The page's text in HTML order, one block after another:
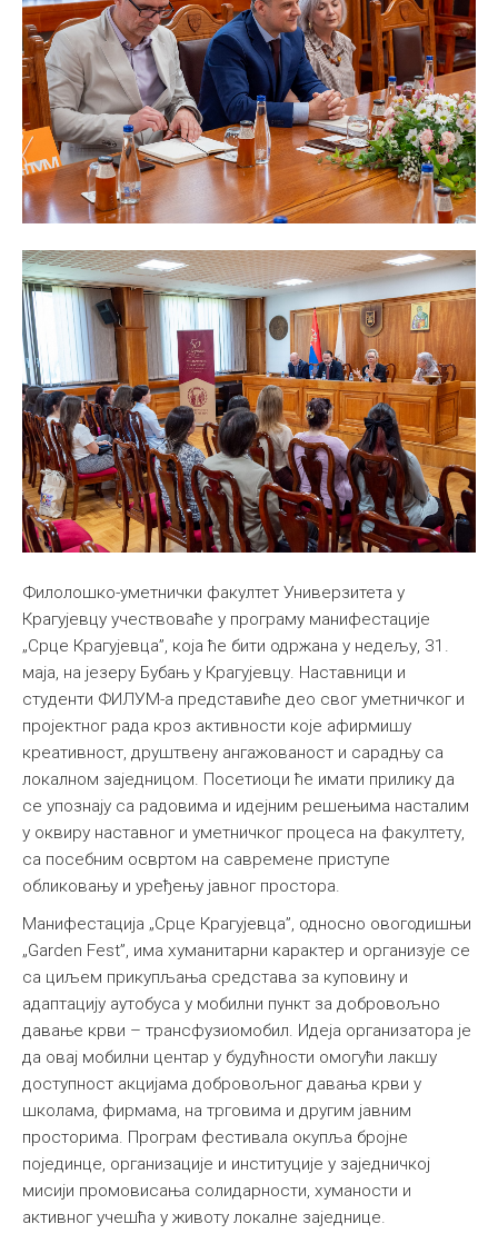
Филолошко-уметнички факултет Универзитета у
Крагујевцу учествоваће у програму манифестације
„Срце Крагујевца”, која ће бити одржана у недељу, 31.
маја, на језеру Бубањ у Крагујевцу. Наставници и
студенти ФИЛУМ-а представиће део свог уметничког и
пројектног рада кроз активности које афирмишу
креативност, друштвену ангажованост и сарадњу са
локалном заједницом. Посетиоци ће имати прилику да
се упознају са радовима и идејним решењима насталим
у оквиру наставног и уметничког процеса на факултету,
са посебним освртом на савремене приступе
обликовању и уређењу јавног простора.
Манифестација „Срце Крагујевца”, односно овогодишњи
„Garden Fest”, има хуманитарни карактер и организује се
са циљем прикупљања средстава за куповину и
адаптацију аутобуса у мобилни пункт за добровољно
давање крви – трансфузиомобил. Идеја организатора је
да овај мобилни центар у будућности омогући лакшу
доступност акцијама добровољног давања крви у
школама, фирмама, на трговима и другим јавним
просторима. Програм фестивала окупља бројне
појединце, организације и институције у заједничкој
мисији промовисања солидарности, хуманости и
активног учешћа у животу локалне заједнице.